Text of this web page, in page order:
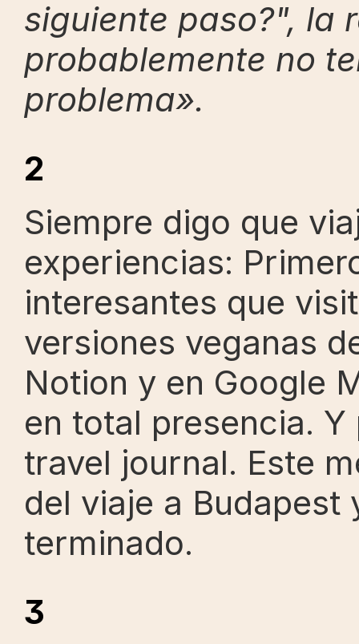
siguiente paso?", la
probablemente no
problema».
2
Siempre digo que
experiencias:
interesantes que
versiones veganas
Notion y en Google
en total presencia.
travel journal. Este
del viaje a
terminado.
3